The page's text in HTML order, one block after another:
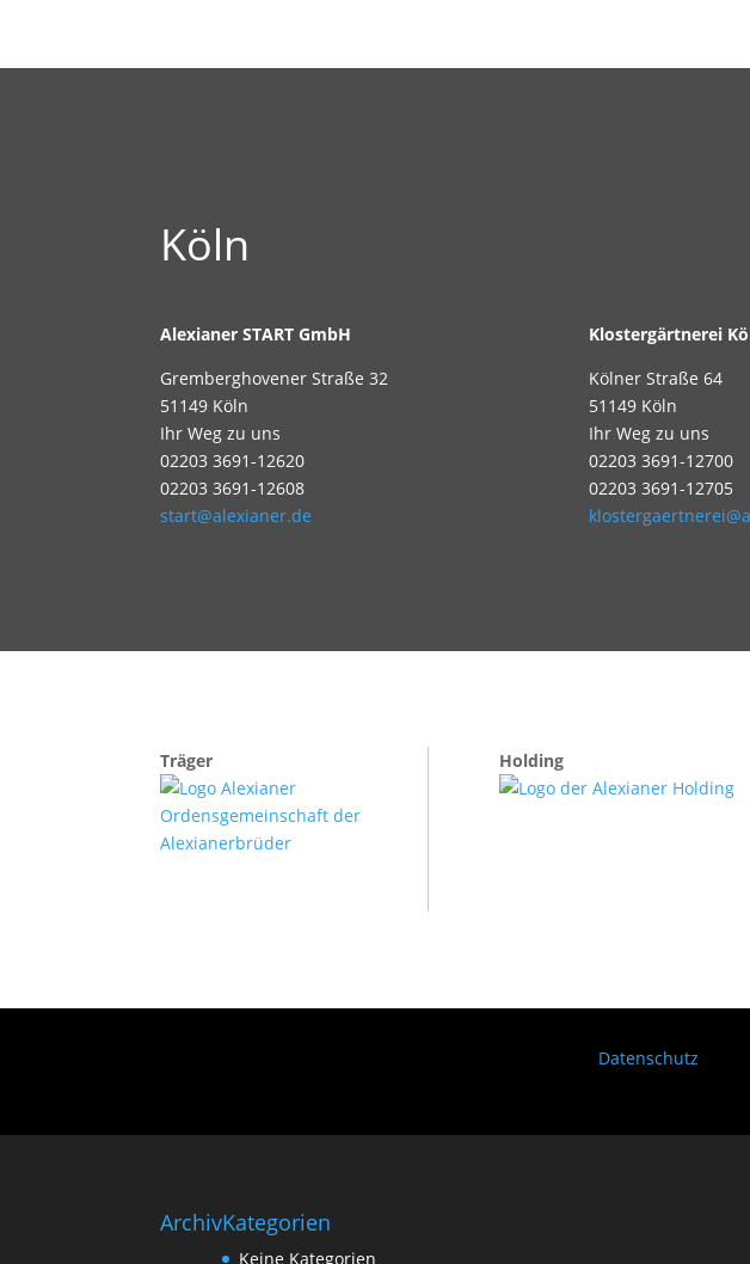
Köln
Alexianer START GmbH
Gremberghovener Straße 32
51149 Köln
Ihr Weg zu uns
02203 3691-12620
02203 3691-12608
start@alexianer.de
Klostergärtnerei
Kölner Straße 64
51149 Köln
Ihr Weg zu uns
02203 3691-12700
02203 3691-12705
Träger Holding
Datenschutz
ArchivKategorien
Keine Kategorien